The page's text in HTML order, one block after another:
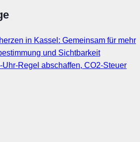
in Kassel: Gemeinsam für mehr
und Sichtbarkeit
Regel abschaffen, CO2-Steuer